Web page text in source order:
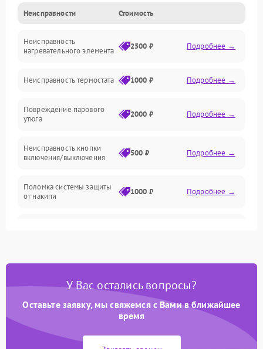
Пар
Герметичность
Электроника/Механические
Неисправности Стоимость
Неисправность
нагревательного элемента
2500 ₽ Подробнее →
Неисправность термостата 1000 ₽ Подробнее →
Повреждение парового
утюга
2000 ₽ Подробнее →
Неисправность кнопки
включения/выключения
500 ₽ Подробнее →
Поломка системы защиты
от накипи
1000 ₽ Подробнее →
Поломка системы
Неисправность системы
2000 ₽ Подробнее →
У Вас остались вопросы?
Оставьте заявку, мы свяжемся с Вами в ближайшее
время